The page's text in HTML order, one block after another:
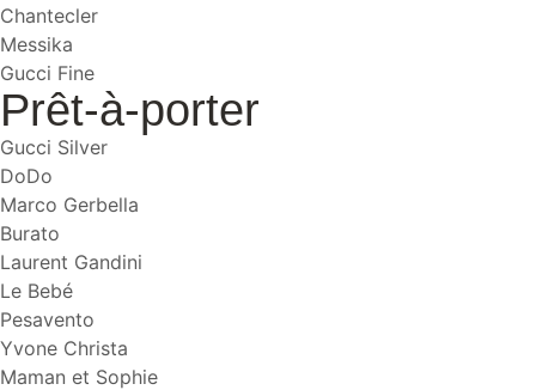
Chantecler
Messika
Gucci Fine
Prêt-à-porter
Gucci Silver
DoDo
Marco Gerbella
Burato
Laurent Gandini
Le Bebé
Pesavento
Yvone Christa
Maman et Sophie